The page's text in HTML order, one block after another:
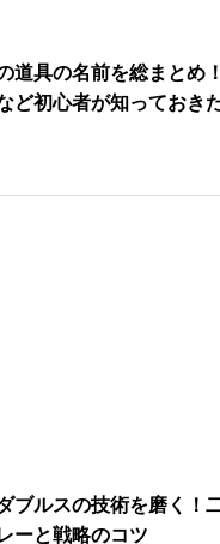
道具の名前を総まとめ
ど初心者が知っておき
ブルスの技術を磨く！
ーと戦略のコツ